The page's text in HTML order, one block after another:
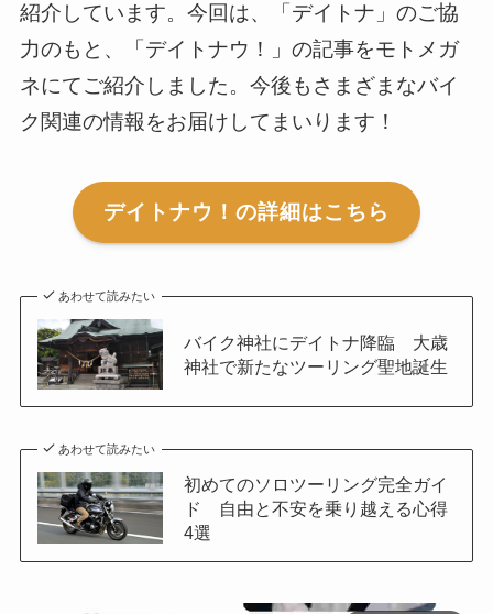
紹介しています。今回は、「デイトナ」のご協
力のもと、「デイトナウ！」の記事をモトメガ
ネにてご紹介しました。今後もさまざまなバイ
ク関連の情報をお届けしてまいります！
デイトナウ！の詳細はこちら
あわせて読みたい
バイク神社にデイトナ降臨 大歳
神社で新たなツーリング聖地誕生
あわせて読みたい
初めてのソロツーリング完全ガイ
ド 自由と不安を乗り越える心得
4選